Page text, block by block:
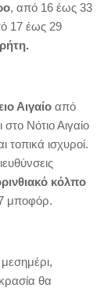
, από 16 έως 33
17 έως 29
Αιγαίο από
στο Νότιο Αιγαίο
τοπικά ισχυροί.
κόλπο
7 μποφόρ.
θα